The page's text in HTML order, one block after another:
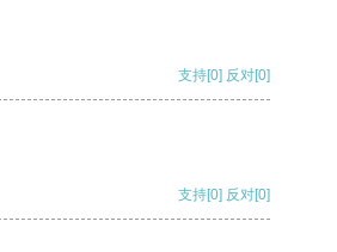
支持[0] 反对[0]
支持[0] 反对[0]